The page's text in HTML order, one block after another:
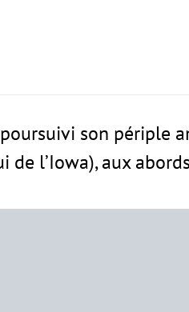
son périple
l’Iowa), aux